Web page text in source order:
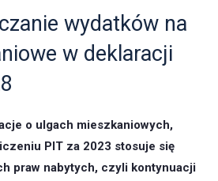
wydatków na
w deklaracji
o ulgach mieszkaniowych,
PIT za 2023 stosuje się
praw nabytych, czyli kontynuacji